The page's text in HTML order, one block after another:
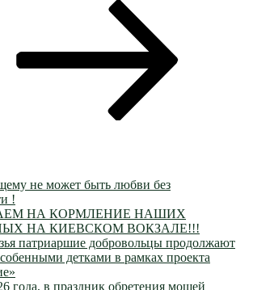
не может быть любви без
!
НА КОРМЛЕНИЕ НАШИХ
НА КИЕВСКОМ ВОКЗАЛЕ!!!
патриаршие добровольцы продолжают
детками в рамках проекта
года, в праздник обретения мощей